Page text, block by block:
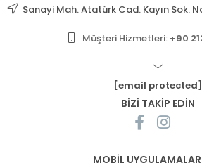
Sanayi Mah. Atatürk Cad. Kayın Sok.
Müşteri Hizmetleri: +90
[email protected]
BİZİ TAKİP EDİN
MOBİL